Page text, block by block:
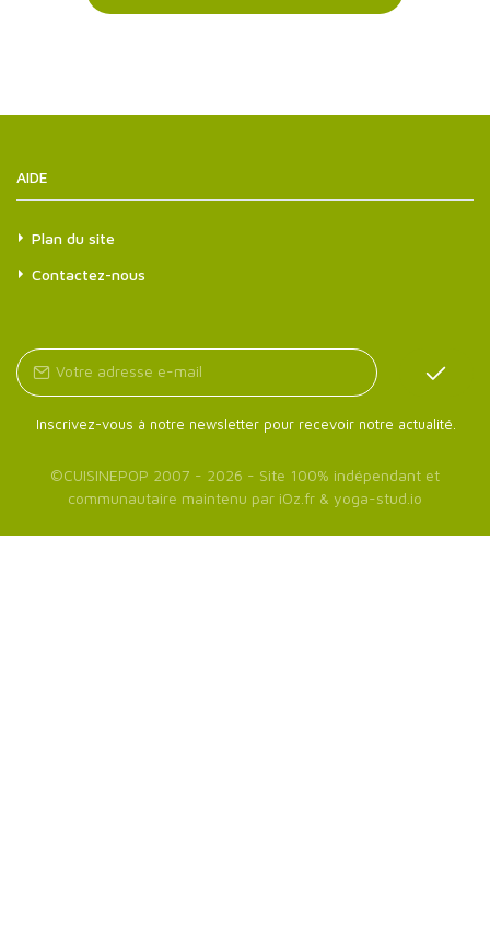
AIDE
Plan du site
Contactez-nous
Inscrivez-vous à notre newsletter pour recevoir notre actualité.
©CUISINEPOP 2007 - 2026 - Site 100% indépendant et
communautaire maintenu par iOz.fr & yoga-stud.io